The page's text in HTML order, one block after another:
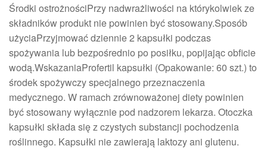
Środki ostrożnościPrzy nadwrażliwości na którykolwiek ze
składników produkt nie powinien być stosowany.Sposób
użyciaPrzyjmować dziennie 2 kapsułki podczas
spożywania lub bezpośrednio po posiłku, popijając obficie
wodą.WskazaniaProfertil kapsułki (Opakowanie: 60 szt.) to
środek spożywczy specjalnego przeznaczenia
medycznego. W ramach zrównoważonej diety powinien
być stosowany wyłącznie pod nadzorem lekarza. Otoczka
kapsułki składa się z czystych substancji pochodzenia
roślinnego. Kapsułki nie zawierają laktozy ani glutenu.